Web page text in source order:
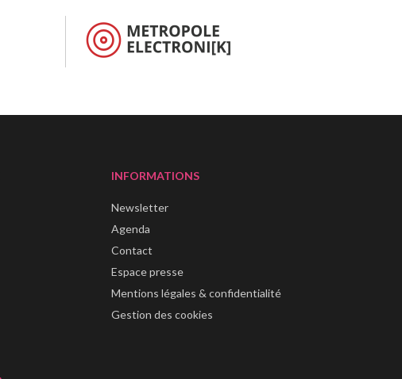
INFORMATIONS
Newsletter
Agenda
Contact
Espace presse
Mentions légales & confidentialité
Gestion des cookies